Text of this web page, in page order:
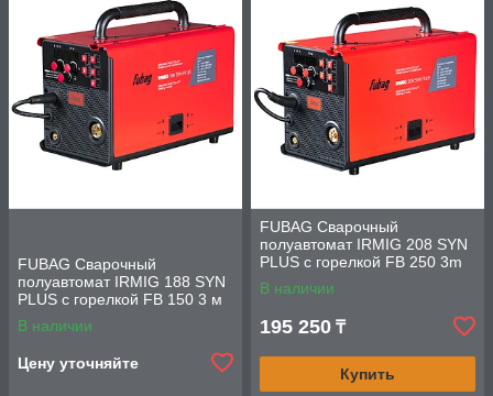
FUBAG Сварочный
полуавтомат IRMIG 188 SYN
PLUS c горелкой FB 150 3 м
В наличии
Цену уточняйте
FUBAG Сварочный
полуавтомат IRMIG 208 SYN
PLUS c горелкой FB 250 3m
В наличии
195 250 ₸
Купить